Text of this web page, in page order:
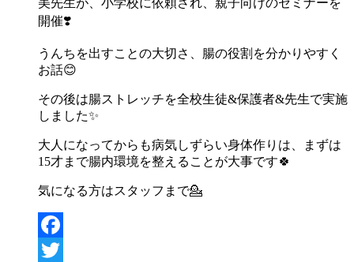
美先生が、小学校に依頼され、親子向けのセミナーを
開催❣️
うんちを出すことの大切さ、腸の役割を分かりやすく
お話😊
その後は腸ストレッチを全校生徒&保護者&先生で実施
しました✨
大人になってからも病気しずらい身体作りは、まずは
15才まで腸内環境を整えることが大事です🍀
気になる方はスタッフまで💁
Facebook